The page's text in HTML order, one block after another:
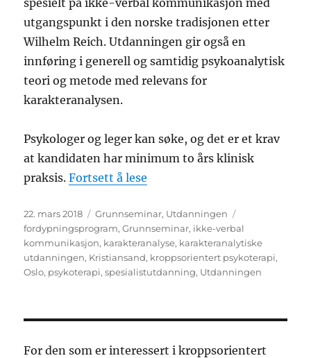
spesielt på ikke-verbal kommunikasjon med
utgangspunkt i den norske tradisjonen etter
Wilhelm Reich. Utdanningen gir også en
innføring i generell og samtidig psykoanalytisk
teori og metode med relevans for
karakteranalysen.
Psykologer og leger kan søke, og det er et krav
at kandidaten har minimum to års klinisk
praksis.Fortsett å lese
Publisert
22. mars 2018 Kategorier
Grunnseminar, Utdanningen
fordypningsprogram,Grunnseminar, ikke-verbal
kommunikasjon, karakteranalyse, karakteranalytiske
utdanningen, Kristiansand, kroppsorientert psykoterapi,
Oslo, psykoterapi,spesialistutdanning, Utdanningen
For den som er interessert i kroppsorientert